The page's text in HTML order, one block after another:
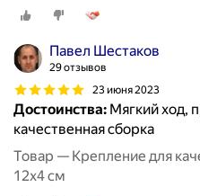
Павел Шестаков
29 отзывов
23 июня 2023
Достоинства: Мягкий ход,
качественная сборка
Товар — Крепление для
12х4 см